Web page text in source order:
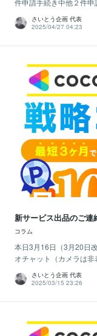
件申請手続き中他２件
さいとう企画 代表
2025/04/27 04:23
新サービス出品のご連
コラム
本日3月16日（3月20日
オチャット（カメラは
さいとう企画 代表
2025/03/15 23:26